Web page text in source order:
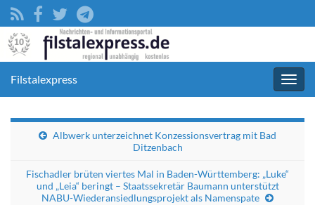
Filstalexpress
Albwerk unterzeichnet Konzessionsvertrag mit Bad
Ditzenbach
Fischadler brüten viertes Mal in Baden-Württemberg: „Luke“
und „Leia“ beringt – Staatssekretär Baumann unterstützt
NABU-Wiederansiedlungsprojekt als Namenspate